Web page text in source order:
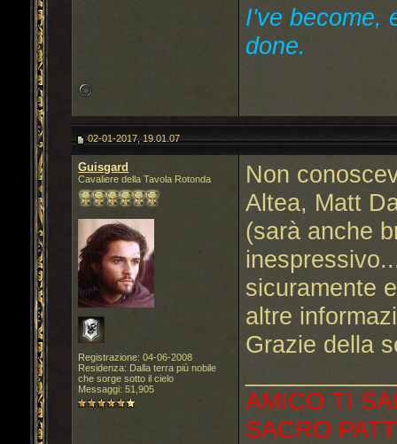
I've become,
done.
02-01-2017, 19.01.07
Guisgard
Cavaliere della Tavola Rotonda
Registrazione: 04-06-2008
Residenza: Dalla terra più nobile
che sorge sotto il cielo
Messaggi: 51,905
Non
Altea, Matt
(sarà anche
sicuramente
altre
Grazie della
AMICO TI
SACRO